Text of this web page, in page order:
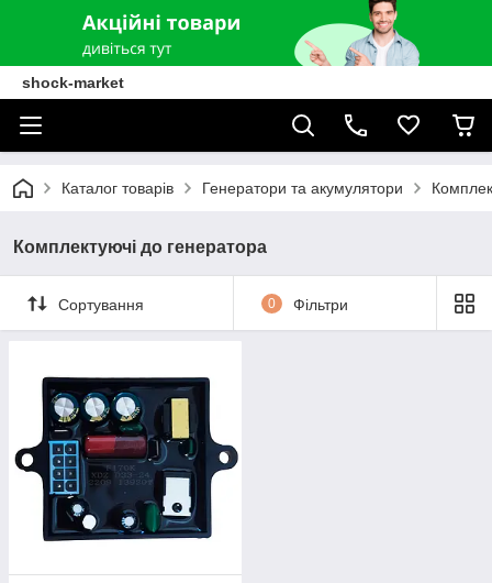
shock-market
Каталог товарів Генератори та акумулятори
Комплектуючі до генератора
Сортування 0 Фільтри